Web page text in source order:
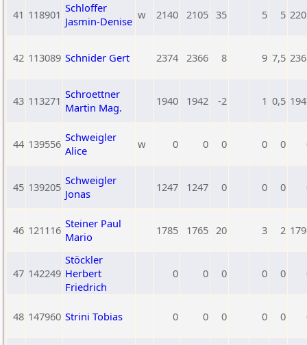
41 118901 Schloffer
Jasmin-Denise w 2140 2105 35 5 5
42 113089 Schnider Gert 2374 2366 8 9 7,5
43 113271 Schroettner
Martin Mag.
1940 1942 -2 1 0,5
44 139556 Schweigler
Alice
w 0 0 0 0 0
45 139205 Schweigler
Jonas
1247 1247 0 0 0
46 121116 Steiner Paul
Mario
1785 1765 20 3 2
47 142249
Stöckler
Herbert
Friedrich
0 0 0 0 0
48 147960 Strini Tobias 0 0 0 0 0